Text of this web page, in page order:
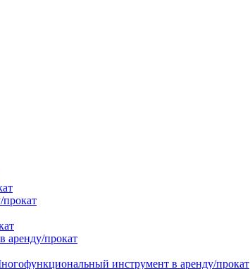
прокат
аренду/прокат
инструмент в аренду/прокат